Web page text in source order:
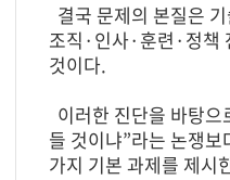
결국 문제의 본질은
조직·인사·훈련·정책
것이다.
이러한 진단을 바탕
들 것이냐”라는 논쟁
가지 기본 과제를 제시